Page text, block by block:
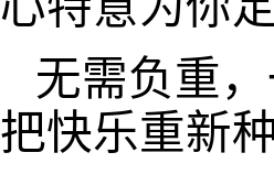
无需负重
把快乐重新